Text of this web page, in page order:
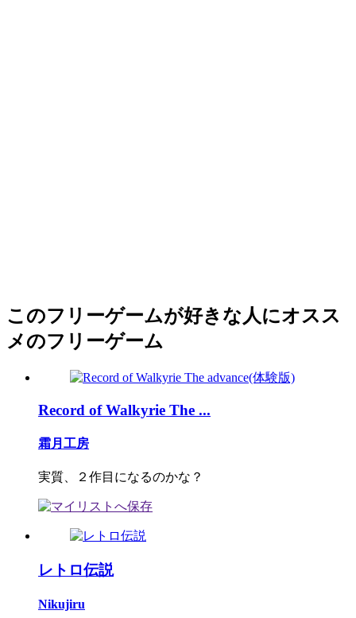
このフリーゲームが好きな人にオスス
メのフリーゲーム
Record of Walkyrie The ...
霜月工房
実質、２作目になるのかな？
レトロ伝説
Nikujiru